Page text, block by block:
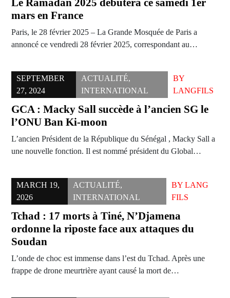
Le Ramadan 2025 débutera ce samedi 1er
mars en France
Paris, le 28 février 2025 – La Grande Mosquée de Paris a
annoncé ce vendredi 28 février 2025, correspondant au…
SEPTEMBER
27, 2024
ACTUALITÉ,
INTERNATIONAL
BY
LANGFILS
GCA : Macky Sall succède à l’ancien SG le
l’ONU Ban Ki-moon
L’ancien Président de la République du Sénégal , Macky Sall a
une nouvelle fonction. Il est nommé président du Global…
MARCH 19,
2026
ACTUALITÉ,
INTERNATIONAL
BYLANG
FILS
Tchad : 17 morts à Tiné, N’Djamena
ordonne la riposte face aux attaques du
Soudan
L’onde de choc est immense dans l’est du Tchad. Après une
frappe de drone meurtrière ayant causé la mort de…